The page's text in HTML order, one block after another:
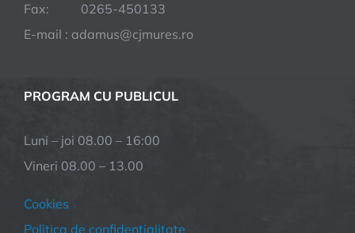
Fax: 0265-450133
E-mail : adamus@cjmures.ro
PROGRAM CU PUBLICUL
Luni – joi 08.00 – 16:00
Vineri 08.00 – 13.00
Cookies
Politica de confidentialitate